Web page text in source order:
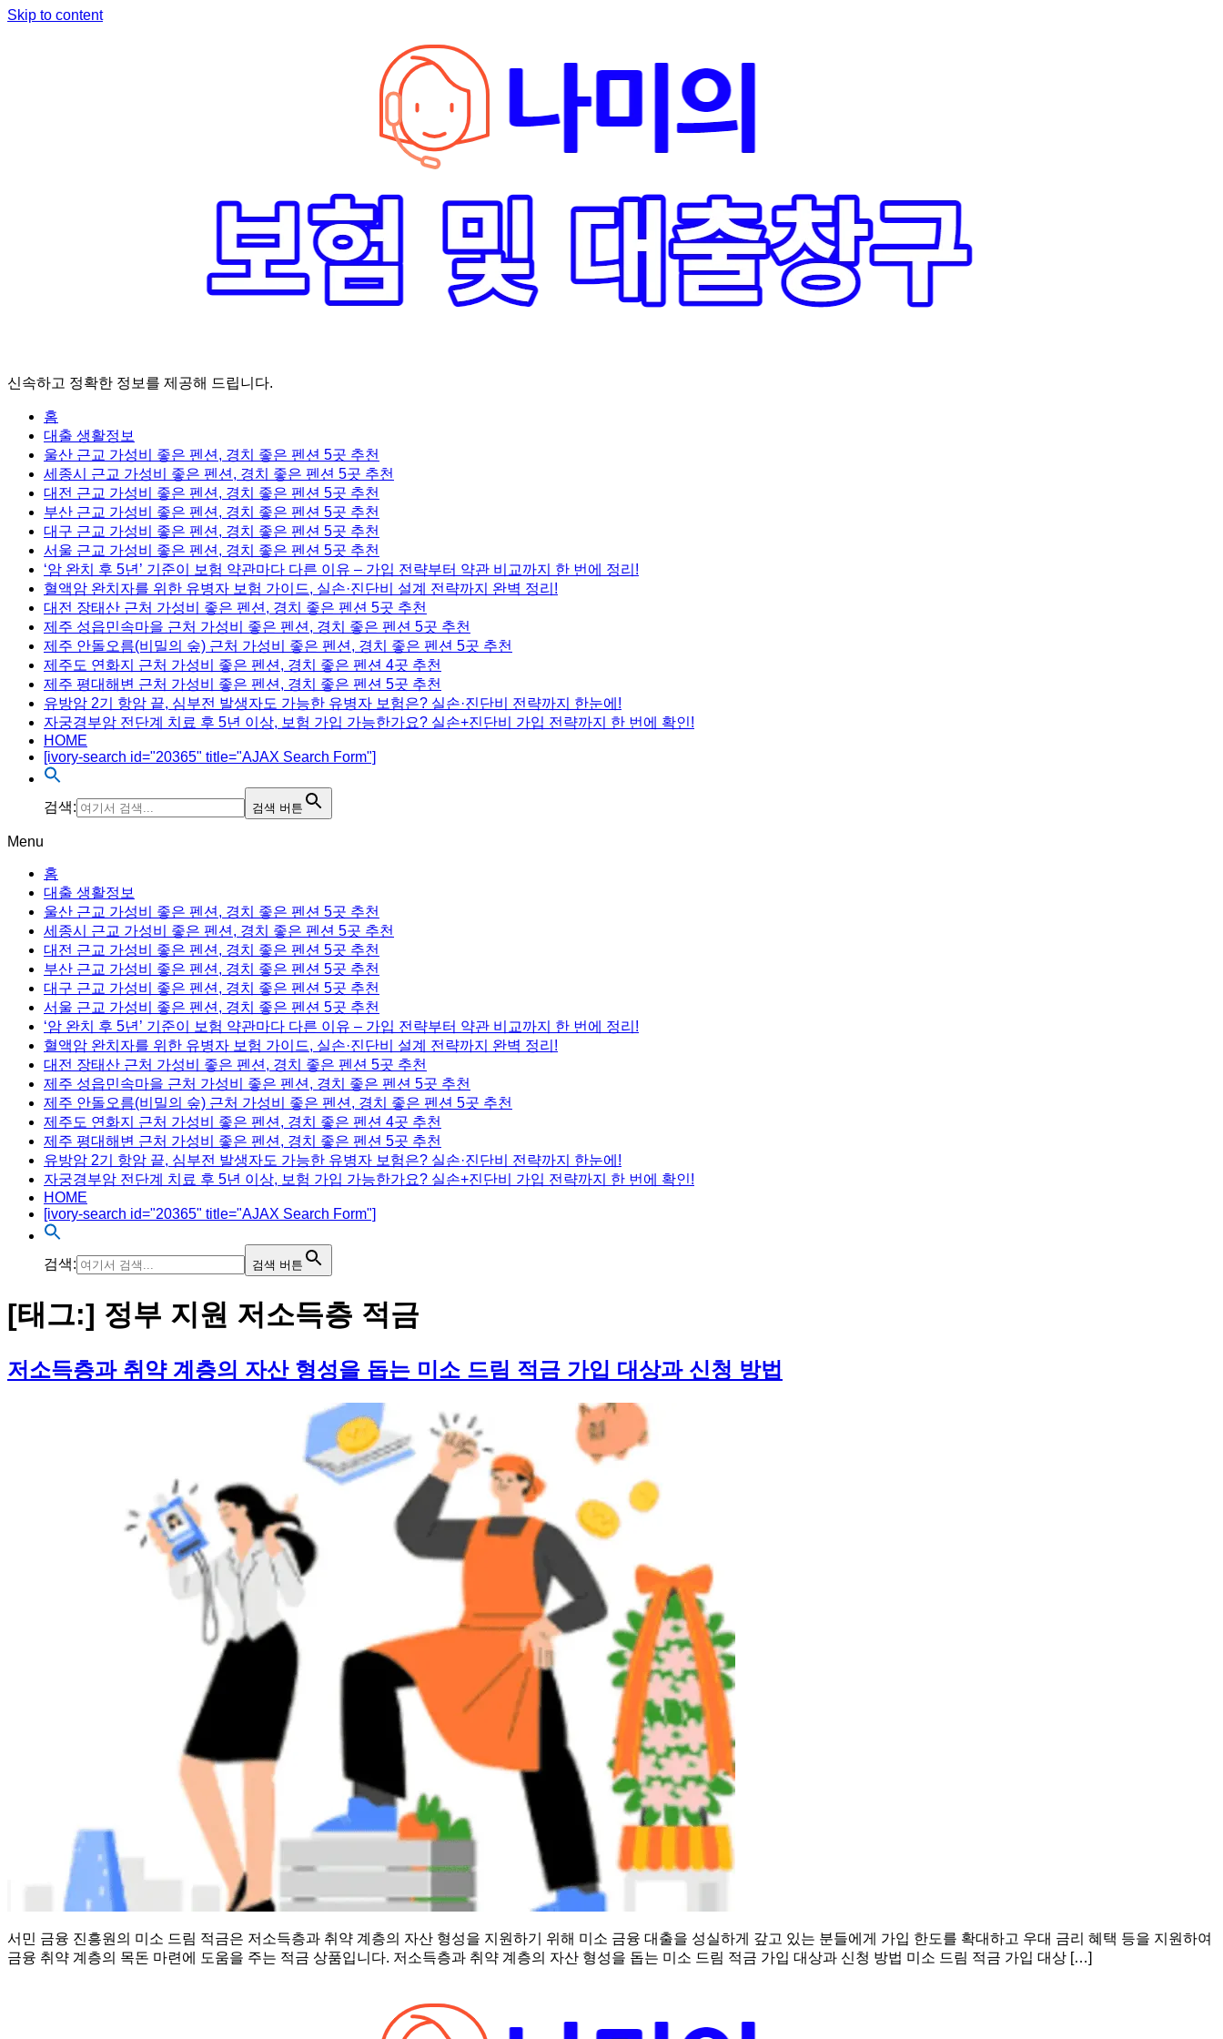
Skip to content
신속하고 정확한 정보를 제공해 드립니다.
홈
대출 생활정보
울산 근교 가성비 좋은 펜션, 경치 좋은 펜션 5곳 추천
세종시 근교 가성비 좋은 펜션, 경치 좋은 펜션 5곳 추천
대전 근교 가성비 좋은 펜션, 경치 좋은 펜션 5곳 추천
부산 근교 가성비 좋은 펜션, 경치 좋은 펜션 5곳 추천
대구 근교 가성비 좋은 펜션, 경치 좋은 펜션 5곳 추천
서울 근교 가성비 좋은 펜션, 경치 좋은 펜션 5곳 추천
‘암 완치 후 5년’ 기준이 보험 약관마다 다른 이유 – 가입 전략부터 약관 비교까지 한 번에 정리!
혈액암 완치자를 위한 유병자 보험 가이드, 실손·진단비 설계 전략까지 완벽 정리!
대전 장태산 근처 가성비 좋은 펜션, 경치 좋은 펜션 5곳 추천
제주 성읍민속마을 근처 가성비 좋은 펜션, 경치 좋은 펜션 5곳 추천
제주 안돌오름(비밀의 숲) 근처 가성비 좋은 펜션, 경치 좋은 펜션 5곳 추천
제주도 연화지 근처 가성비 좋은 펜션, 경치 좋은 펜션 4곳 추천
제주 평대해변 근처 가성비 좋은 펜션, 경치 좋은 펜션 5곳 추천
유방암 2기 항암 끝, 심부전 발생자도 가능한 유병자 보험은? 실손·진단비 전략까지 한눈에!
자궁경부암 전단계 치료 후 5년 이상, 보험 가입 가능한가요? 실손+진단비 가입 전략까지 한 번에 확인!
HOME
[ivory-search id="20365" title="AJAX Search Form"]
검색: 검색 버튼
Menu
홈
대출 생활정보
울산 근교 가성비 좋은 펜션, 경치 좋은 펜션 5곳 추천
세종시 근교 가성비 좋은 펜션, 경치 좋은 펜션 5곳 추천
대전 근교 가성비 좋은 펜션, 경치 좋은 펜션 5곳 추천
부산 근교 가성비 좋은 펜션, 경치 좋은 펜션 5곳 추천
대구 근교 가성비 좋은 펜션, 경치 좋은 펜션 5곳 추천
서울 근교 가성비 좋은 펜션, 경치 좋은 펜션 5곳 추천
‘암 완치 후 5년’ 기준이 보험 약관마다 다른 이유 – 가입 전략부터 약관 비교까지 한 번에 정리!
혈액암 완치자를 위한 유병자 보험 가이드, 실손·진단비 설계 전략까지 완벽 정리!
대전 장태산 근처 가성비 좋은 펜션, 경치 좋은 펜션 5곳 추천
제주 성읍민속마을 근처 가성비 좋은 펜션, 경치 좋은 펜션 5곳 추천
제주 안돌오름(비밀의 숲) 근처 가성비 좋은 펜션, 경치 좋은 펜션 5곳 추천
제주도 연화지 근처 가성비 좋은 펜션, 경치 좋은 펜션 4곳 추천
제주 평대해변 근처 가성비 좋은 펜션, 경치 좋은 펜션 5곳 추천
유방암 2기 항암 끝, 심부전 발생자도 가능한 유병자 보험은? 실손·진단비 전략까지 한눈에!
자궁경부암 전단계 치료 후 5년 이상, 보험 가입 가능한가요? 실손+진단비 가입 전략까지 한 번에 확인!
HOME
[ivory-search id="20365" title="AJAX Search Form"]
검색: 검색 버튼
[태그:] 정부 지원 저소득층 적금
저소득층과 취약 계층의 자산 형성을 돕는 미소 드림 적금 가입 대상과 신청 방법
서민 금융 진흥원의 미소 드림 적금은 저소득층과 취약 계층의 자산 형성을 지원하기 위해 미소 금융 대출을 성실하게 갚고 있는 분들에게 가입 한도를 확대하고 우대 금리 혜택 등을 지원하여
금융 취약 계층의 목돈 마련에 도움을 주는 적금 상품입니다. 저소득층과 취약 계층의 자산 형성을 돕는 미소 드림 적금 가입 대상과 신청 방법 미소 드림 적금 가입 대상 […]